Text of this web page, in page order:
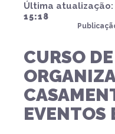
Última atualização:
15:18
CURSO DE
EVENTOS